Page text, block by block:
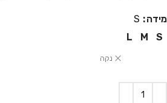
מידה
S
S
M
L
נקה